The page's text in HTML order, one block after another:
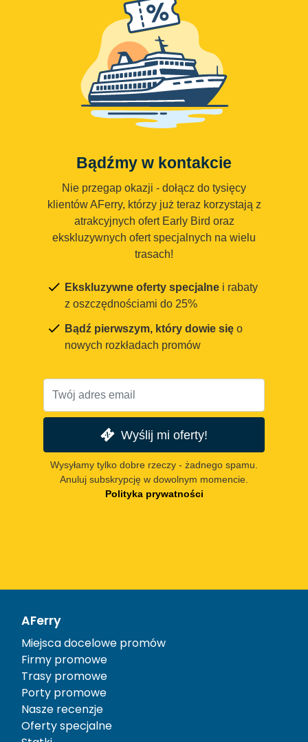
Bądźmy w kontakcie
Nie przegap okazji - dołącz do tysięcy
klientów AFerry, którzy już teraz korzystają z
atrakcyjnych ofert Early Bird oraz
ekskluzywnych ofert specjalnych na wielu
trasach!
Ekskluzywne oferty specjalne i rabaty
z oszczędnościami do 25%
Bądź pierwszym, który dowie się o
nowych rozkładach promów
Wyślij mi oferty!
Wysyłamy tylko dobre rzeczy - żadnego spamu.
Anuluj subskrypcję w dowolnym momencie.
Polityka prywatności
AFerry
Miejsca docelowe promów
Firmy promowe
Trasy promowe
Porty promowe
Nasze recenzje
Oferty specjalne